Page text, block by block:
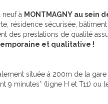
neuf à MONTMAGNY au sein
résidence sécurisée,
des prestations de qualité
et qualitative !
située à 200m de la
9 minutes* (ligne H et T11) ou